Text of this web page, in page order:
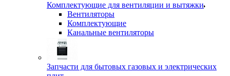
Комплектующие для вентиляции и вытяжки
Вентиляторы
Комплектующие
Канальные вентиляторы
Запчасти для бытовых газовых и электрических